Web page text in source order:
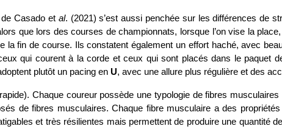
de Casado et al. (2021) s’est aussi penchée sur les différences de
que lors des courses de championnats, lorsque l’on vise la
fin de course. Ils constatent également un effort haché, avec
qui courent à la corde et ceux qui sont placés dans le paquet
plutôt un pacing en U, avec une allure plus régulière et des
Chaque coureur possède une typologie de fibres
de fibres musculaires. Chaque fibre musculaire a des propriétés
et très résilientes mais permettent de produire une quantité